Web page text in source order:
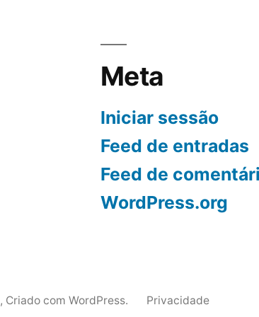
Meta
Iniciar sessão
Feed de entradas
Feed de
WordPress.org
, Criado com WordPress. Privacidade